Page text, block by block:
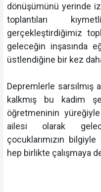
dönüşümünü yerinde
toplantıları
gerçekleştirdiğimiz
geleceğin inşasında
üstlendiğine bir kez
Depremlerle sarsılmış
kalkmış bu kadim
öğretmeninin
ailesi olarak
çocuklarımızın
hep birlikte çalışmaya